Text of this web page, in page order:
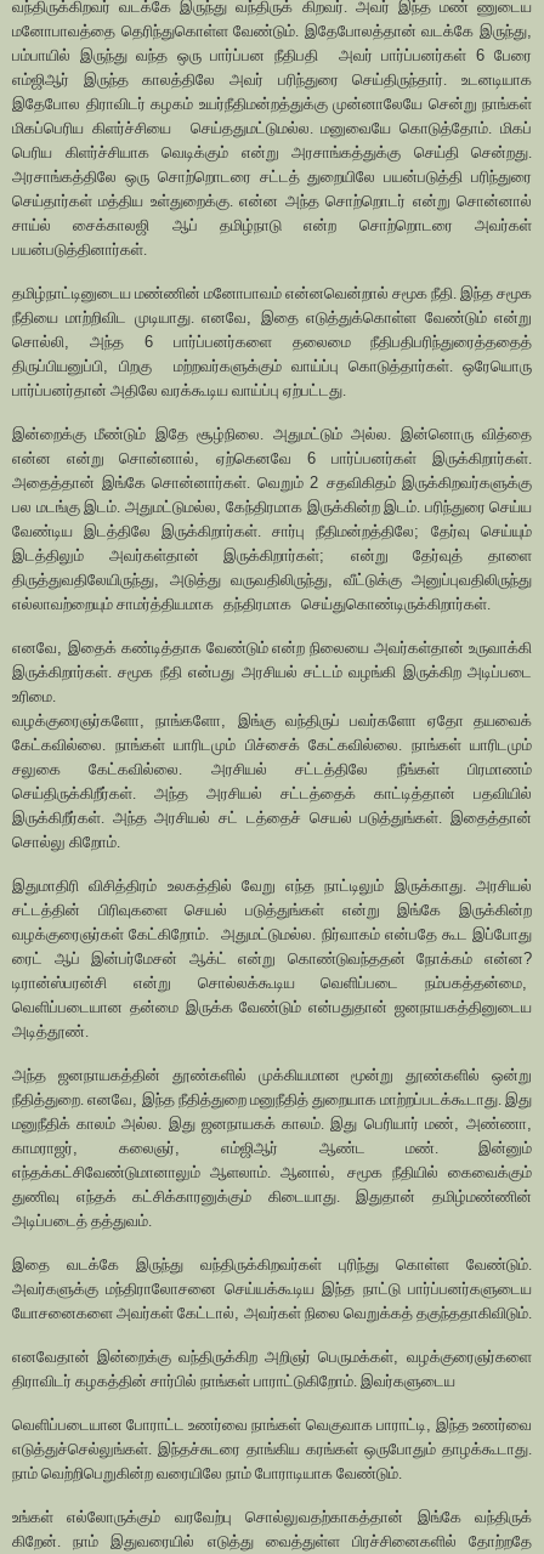
வந்திருக்கிறவர் வடக்கே இருந்து வந்திருக் கிறவர். அவர் இந்த மண் ணுடைய
மனோபாவத்தை தெரிந்துகொள்ள வேண்டும். இதேபோலத்தான் வடக்கே இருந்து
பம்பாயில் இருந்து வந்த ஒரு பார்ப்பன நீதிபதி
அவர் பார்ப்பனர்கள் 6 பேரை
எம்ஜிஆர் இருந்த காலத்திலே அவர் பரிந்துரை செய்திருந்தார். உடனடியாக
இதேபோல திராவிடர் கழகம் உயர்நீதிமன்றத்துக்கு முன்னாலேயே சென்று நாங்கள்
மிகப்பெரிய கிளர்ச்சியை
செய்ததுமட்டுமல்ல. மனுவையே கொடுத்தோம். மிகப்
பெரிய கிளர்ச்சியாக வெடிக்கும் என்று அரசாங்கத்துக்கு செய்தி சென்றது.
அரசாங்கத்திலே ஒரு சொற்றொடரை சட்டத் துறையிலே பயன்படுத்தி பரிந்துரை
செய்தார்கள் மத்திய உள்துறைக்கு. என்ன அந்த சொற்றொடர் என்று சொன்னால்
சாய்ல் சைக்காலஜி ஆப் தமிழ்நாடு என்ற சொற்றொடரை அவர்கள்
பயன்படுத்தினார்கள்.
தமிழ்நாட்டினுடைய மண்ணின் மனோபாவம் என்னவென்றால் சமூக நீதி. இந்த சமூக
நீதியை மாற்றிவிட முடியாது. எனவே
இதை எடுத்துக்கொள்ள வேண்டும் என்று
சொல்லி ,அந்த 6பார்ப்பனர்களை தலைமை நீதிபதிபரிந்துரைத்ததைத்
திருப்பியனுப்பி
பிறகு
மற்றவர்களுக்கும் வாய்ப்பு கொடுத்தார்கள். ஒரேயொரு
பார்ப்பனர்தான் அதிலே வரக்கூடிய வாய்ப்பு ஏற்பட்டது.
இன்றைக்கு மீண்டும் இதே சூழ்நிலை. அதுமட்டும் அல்ல. இன்னொரு வித்தை
என்ன என்று சொன்னால் ,ஏற்கெனவே 6பார்ப்பனர்கள் இருக்கிறார்கள்.
அதைத்தான் இங்கே சொன்னார்கள். வெறும் 2 சதவிகிதம் இருக்கிறவர்களுக்கு
பல மடங்கு இடம். அதுமட்டுமல்ல கேந்திரமாக இருக்கின்ற இடம். பரிந்துரை செய்ய
வேண்டிய இடத்திலே இருக்கிறார்கள். சார்பு நீதிமன்றத்திலே; தேர்வு செய்யும்
இடத்திலும் அவர்கள்தான் இருக்கிறார்கள்; என்று தேர்வுத் தாளை
திருத்துவதிலேயிருந்து
அடுத்து வருவதிலிருந்து
வீட்டுக்கு அனுப்புவதிலிருந்து
எல்லாவற்றையும் சாமர்த்தியமாக தந்திரமாக செய்துகொண்டிருக்கிறார்கள்.
எனவே
இதைக் கண்டித்தாக வேண்டும் என்ற நிலையை அவர்கள்தான் உருவாக்கி
இருக்கிறார்கள். சமூக நீதி என்பது அரசியல் சட்டம் வழங்கி இருக்கிற அடிப்படை
உரிமை.
வழக்குரைஞர்களோ ,நாங்களோ
இங்கு வந்திருப் பவர்களோ ஏதோ தயவைக்
கேட்கவில்லை. நாங்கள் யாரிடமும் பிச்சைக் கேட்கவில்லை. நாங்கள் யாரிடமும்
சலுகை கேட்கவில்லை. அரசியல் சட்டத்திலே நீங்கள் பிரமாணம்
செய்திருக்கிறீர்கள். அந்த அரசியல் சட்டத்தைக் காட்டித்தான் பதவியில்
இருக்கிறீர்கள். அந்த அரசியல் சட் டத்தைச் செயல் படுத்துங்கள். இதைத்தான்
சொல்லு கிறோம்.
இதுமாதிரி விசித்திரம் உலகத்தில் வேறு எந்த நாட்டிலும் இருக்காது. அரசியல்
சட்டத்தின் பிரிவுகளை செயல் படுத்துங்கள் என்று இங்கே இருக்கின்ற
வழக்குரைஞர்கள் கேட்கிறோம்.
அதுமட்டுமல்ல. நிர்வாகம் என்பதே கூட இப்போது
ரைட் ஆப் இன்பர்மேசன் ஆக்ட் என்று கொண்டுவந்ததன் நோக்கம் என்ன?
டிரான்ஸ்பரன்சி என்று சொல்லக்கூடிய வெளிப்படை நம்பகத்தன்மை
வெளிப்படையான தன்மை இருக்க வேண்டும் என்பதுதான் ஜனநாயகத்தினுடைய
அடித்தூண்.
அந்த ஜனநாயகத்தின் தூண்களில் முக்கியமான மூன்று தூண்களில் ஒன்று
நீதித்துறை. எனவே இந்த நீதித்துறை மனுநீதித் துறையாக மாற்றப்படக்கூடாது. இது
மனுநீதிக் காலம் அல்ல. இது ஜனநாயகக் காலம். இது பெரியார் மண் ,அண்ணா
காமராஜர் ,கலைஞர் ,எம்ஜிஆர் ஆண்ட மண். இன்னும்
எந்தக்கட்சிவேண்டுமானாலும் ஆளலாம். ஆனால்
சமூக நீதியில் கைவைக்கும்
துணிவு எந்தக் கட்சிக்காரனுக்கும் கிடையாது. இதுதான் தமிழ்மண்ணின்
அடிப்படைத் தத்துவம்.
இதை வடக்கே இருந்து வந்திருக்கிறவர்கள் புரிந்து கொள்ள வேண்டும்.
அவர்களுக்கு மந்திராலோசனை செய்யக்கூடிய இந்த நாட்டு பார்ப்பனர்களுடைய
யோசனைகளை அவர்கள் கேட்டால் அவர்கள் நிலை வெறுக்கத் தகுந்ததாகிவிடும்.
எனவேதான் இன்றைக்கு வந்திருக்கிற அறிஞர் பெருமக்கள்
வழக்குரைஞர்களை
திராவிடர் கழகத்தின் சார்பில் நாங்கள் பாராட்டுகிறோம். இவர்களுடைய
வெளிப்படையான போராட்ட உணர்வை நாங்கள் வெகுவாக பாராட்டி
இந்த உணர்வை
எடுத்துச்செல்லுங்கள். இந்தச்சுடரை தாங்கிய கரங்கள் ஒருபோதும் தாழக்கூடாது.
நாம் வெற்றிபெறுகின்ற வரையிலே நாம் போராடியாக வேண்டும்.
உங்கள் எல்லோருக்கும் வரவேற்பு சொல்லுவதற்காகத்தான் இங்கே வந்திருக்
கிறேன். நாம் இதுவரையில் எடுத்து வைத்துள்ள பிரச்சினைகளில் தோற்றதே